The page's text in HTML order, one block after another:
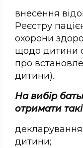
внесення
Реєстру
охорони
щодо дитини
про
дитини).
На вибір
отримати
дитини;